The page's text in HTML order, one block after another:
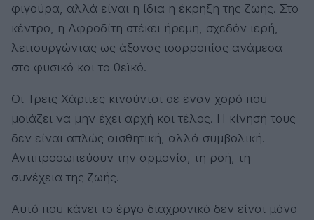
φιγούρα, αλλά είναι η ίδια η έκρηξη της ζωής. Στο
κέντρο, η Αφροδίτη στέκει ήρεμη, σχεδόν ιερή,
λειτουργώντας ως άξονας ισορροπίας ανάμεσα
στο φυσικό και το θεϊκό.
Οι Τρεις Χάριτες κινούνται σε έναν χορό που
μοιάζει να μην έχει αρχή και τέλος. Η κίνησή τους
δεν είναι απλώς αισθητική, αλλά συμβολική.
Αντιπροσωπεύουν την αρμονία, τη ροή, τη
συνέχεια της ζωής.
Αυτό που κάνει το έργο διαχρονικό δεν είναι μόνο